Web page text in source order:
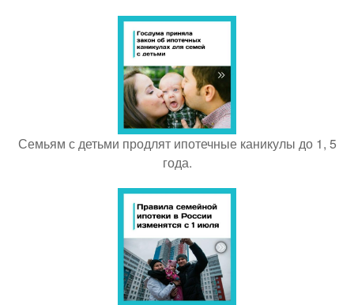
Семьям с детьми продлят ипотечные каникулы до 1, 5
года.